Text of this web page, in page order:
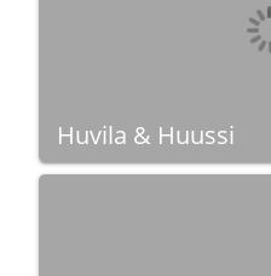
Huvila & Huussi